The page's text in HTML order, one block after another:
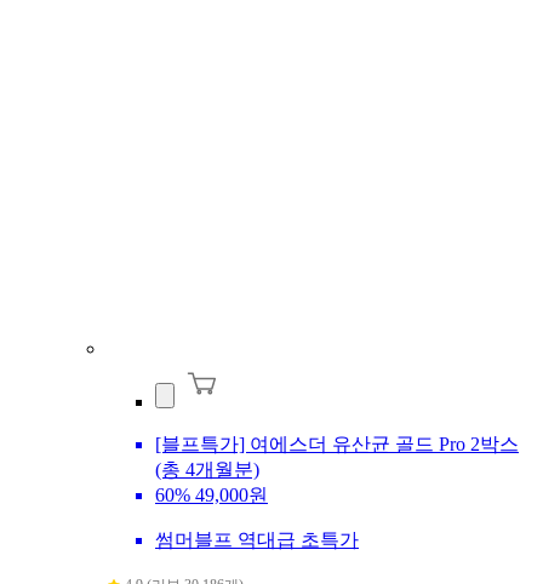
[블프특가] 여에스더 유산균 골드 Pro 2박스
(총 4개월분)
60% 49,000원
썸머블프 역대급 초특가